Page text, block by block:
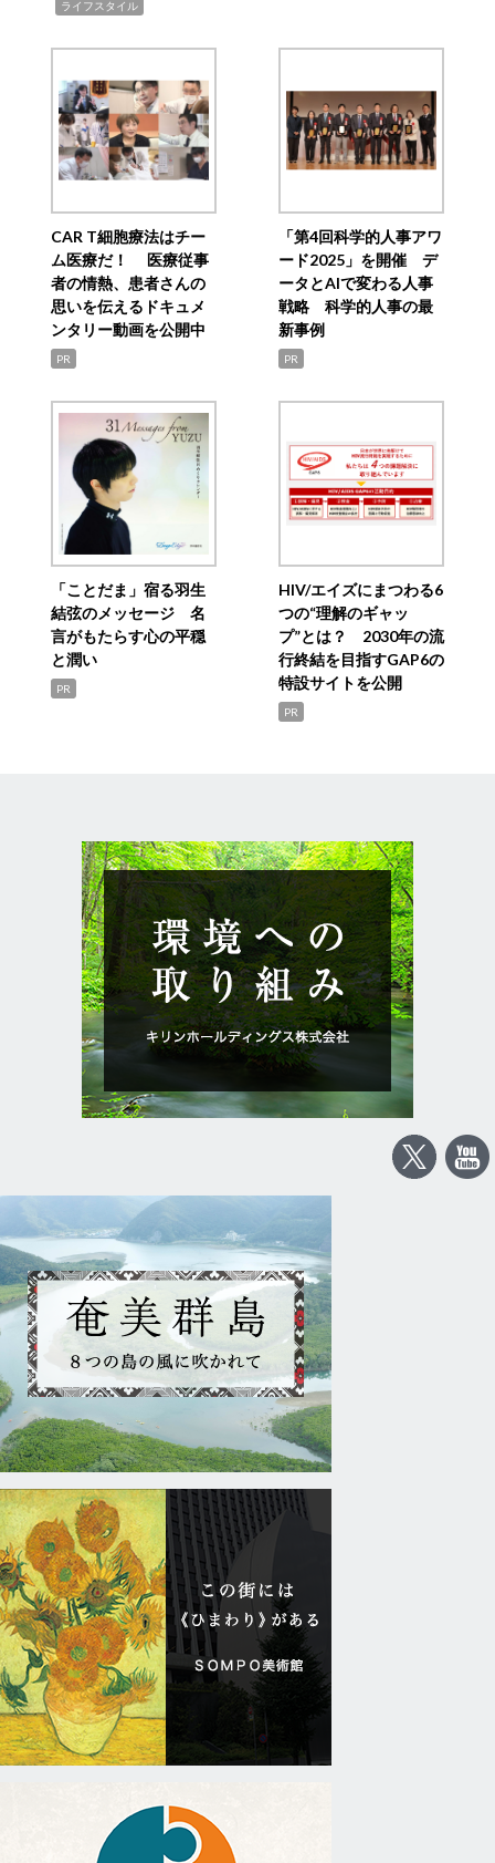
ライフスタイル
CAR T細胞療法はチー
ム医療だ！ 医療従事
者の情熱、患者さんの
思いを伝えるドキュメ
ンタリー動画を公開中
PR
「第4回科学的人事アワ
ード2025」を開催 デ
ータとAIで変わる人事
戦略 科学的人事の最
新事例
PR
「ことだま」宿る羽生
結弦のメッセージ 名
言がもたらす心の平穏
と潤い
PR
HIV/エイズにまつわる6
つの“理解のギャッ
プ”とは？ 2030年の流
行終結を目指すGAP6の
特設サイトを公開
PR